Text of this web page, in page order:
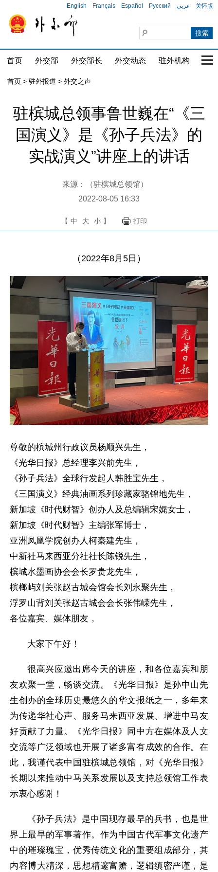
English Français Español Русский عربي 关怀版
首页 外交部 外交部长 外交动态 驻外机构 国
首页 > 驻外报道 > 外交之声
驻槟城总领事鲁世巍在“《三
国演义》是《孙子兵法》的
实战演义”讲座上的讲话
来源：（驻槟城总领馆）
2022-08-05 16:33
【 中 大 小 】 打印
（2022年8月5日）
尊敬的槟城州行政议员杨顺兴先生，
《光华日报》总经理李兴前先生，
《孙子兵法》全球行发起人韩胜宝先生，
《三国演义》经典油画系列珍藏家骆锦地先生，
新加坡《时代财智》创办人及总编辑宋娓女士，
新加坡《时代财智》主编张军博士，
亚洲凤凰学院创办人柯秦建先生，
中新社马来西亚分社社长陈锐先生，
槟城水墨画协会会长罗贵龙先生，
槟榔屿刘关张赵古城会馆会长刘永聚先生，
浮罗山背刘关张赵古城会会长张伟嵘先生，
各位嘉宾、媒体朋友，
大家下午好！
很高兴应邀出席今天的讲座，和各位嘉宾和朋
友欢聚一堂，畅谈交流。《光华日报》是孙中山先
生创办的全球历史最悠久的华文报纸之一，多年来
为传递华社心声、服务马来西亚发展、增进中马友
好贡献了力量。《光华日报》同中方在媒体及人文
交流等广泛领域也开展了诸多富有成效的合作。在
此，我谨代表中国驻槟城总领馆，对《光华日报》
长期以来推动中马关系发展以及支持总领馆工作表
示衷心感谢！
《孙子兵法》是中国现存最早的兵书，也是世
界上最早的军事著作。作为中国古代军事文化遗产
中的璀璨瑰宝，优秀传统文化的重要组成部分，其
内容博大精深，思想精邃富赡，逻辑缜密严谨，是